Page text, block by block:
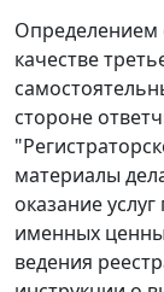
Определением
качестве
стороне
материалы
оказание
именных
ведения